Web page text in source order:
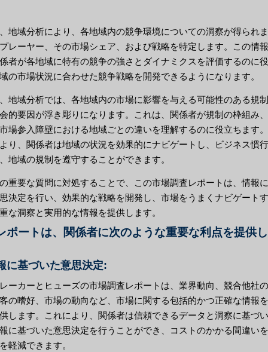
地域分析により、各地域内の競争環境についての洞察が得られ
レーヤー、その市場シェア、および戦略を特定します。この情
者が各地域に特有の競争の強さとダイナミクスを評価するのに
の市場状況に合わせた競争戦略を開発できるようになります。
地域分析では、各地域内の市場に影響を与える可能性のある規
的要因が浮き彫りになります。これは、関係者が規制の枠組み
場参入障壁における地域ごとの違いを理解するのに役立ちます
り、関係者は地域の状況を効果的にナビゲートし、ビジネス慣
地域の規制を遵守することができます。
重要な質問に対処することで、この市場調査レポートは、情報
決定を行い、効果的な戦略を開発し、市場をうまくナビゲート
な洞察と実用的な情報を提供します。
ポートは、関係者に次のような重要な利点を提供
に基づいた意思決定:
ーカーとヒューズの市場調査レポートは、業界動向、競合他社
の嗜好、市場の動向など、市場に関する包括的かつ正確な情報
します。これにより、関係者は信頼できるデータと洞察に基づ
に基づいた意思決定を行うことができ、コストのかかる間違い
軽減できます。